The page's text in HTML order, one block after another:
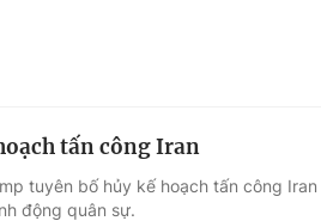
tấn công Iran
tuyên bố hủy kế hoạch tấn công
động quân sự.